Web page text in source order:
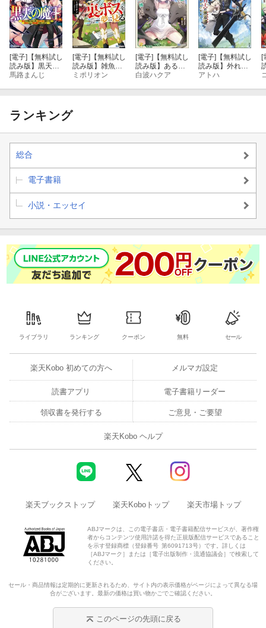
[電子] 【無料試し
読み版】黒天の
魔王 〜魔物の言
なり最強国家を
作り上げる〜
馬路まんじ
[電子] 【無料試し
読み版】雑魚は
裏ボスを夢に見
《シーカー》、
ミポリオン
[電子] 【無料試し
読み版】ある
日、惰眠を貪っ
は気にせず今日
白波ハクア
[電子] 【無料試し
読み版】外れス
キル【チート・
アトハ
[
ランキング
総合
電子書籍
小説・エッセイ
ライブラリ ランキング クーポン 無料 セール
楽天Kobo 初めての方へ メルマガ設定
読書アプリ 電子書籍リーダー
領収書を発行する ご意見・ご要望
楽天Kobo ヘルプ
楽天ブックストップ 楽天Koboトップ 楽天市場トップ
ABJマークは、この電子書店・電子書籍配信サービスが、著作権
者からコンテンツ使用許諾を得た正規版配信サービスであること
を示す登録商標（登録番号 第6091713号）です。詳しくは
［ABJマーク］または［電子出版制作・流通協議会］で検索して
ください。
セール・商品情報は定期的に更新されるため、サイト内の表示価格がページによって異なる場
合がございます。最新の価格は買い物かごでご確認ください。
このページの先頭に戻る